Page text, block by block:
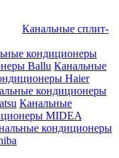
Канальные сплит-
кондиционеры
Ballu Канальные
Haier
кондиционеры
Канальные
MIDEA
кондиционеры